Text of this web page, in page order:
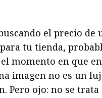
el precio de
tu tienda,
momento en que
imagen no es un
Pero ojo: no se trata